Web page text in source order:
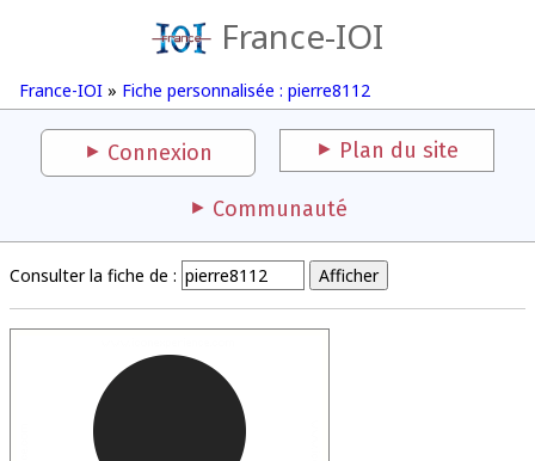
France-IOI
France-IOI » Fiche personnalisée : pierre8112
Connexion Plan du site
Communauté
Consulter la fiche de :